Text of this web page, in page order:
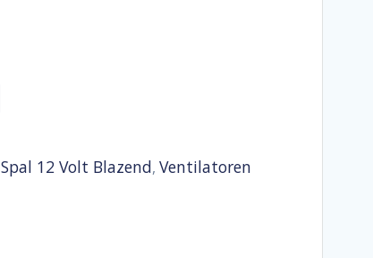
Spal 12 Volt Blazend, Ventilatoren